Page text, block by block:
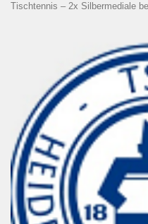
Tischtennis – 2x Silbermediale